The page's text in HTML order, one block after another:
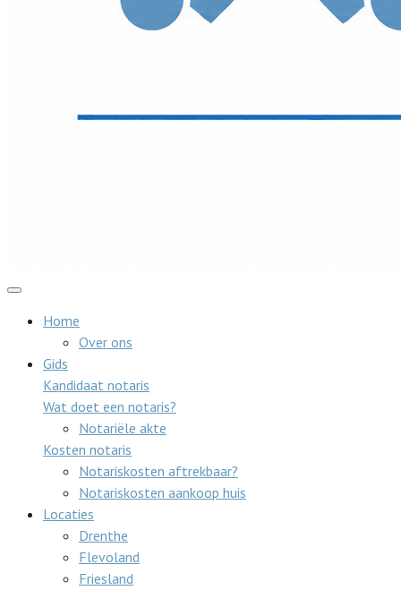
Home
Over ons
Gids
Kandidaat notaris
Wat doet een notaris?
Notariële akte
Kosten notaris
Notariskosten aftrekbaar?
Notariskosten aankoop huis
Locaties
Drenthe
Flevoland
Friesland